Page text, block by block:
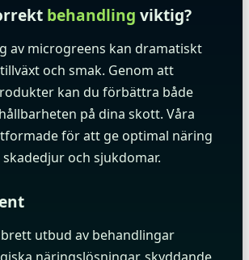
behandling viktig?
av microgreens kan dramatiskt
och smak. Genom att
kan du förbättra både
på dina skott. Våra
för att ge optimal näring
och sjukdomar.
utbud av behandlingar